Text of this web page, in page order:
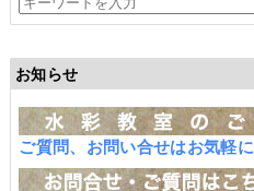
お知らせ
ご質問、お問い合せはお気軽に